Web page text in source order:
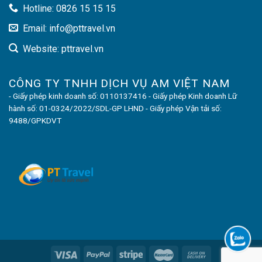
Vinpearl Safari Phú Quốc dành cho 01 người ►Trẻ em
cao dưới 100 cm được miễn phí
Điều kiện áp dụng:
Giá combo áp dụng tối thiểu 2 khách
Không áp dụng nếu du khách hoàn, hủy, thay đổi
Giá combo du lịch Phú Quốc sẽ tính cho tối thiểu 2 khách/
phòng. Nếu trường hợp du khách đi 1 mình thì sẽ tính phụ
phí phòng đơn
Hotline: 0826 15 15 15
Email: info@pttravel.vn
Website: pttravel.vn
CÔNG TY TNHH DỊCH VỤ AM VIỆT NAM
- Giấy phép kinh doanh số: 0110137416 - Giấy phép Kinh doanh Lữ
hành số: 01-0324/2022/SDL-GP LHND - Giấy phép Vận tải số:
9488/GPKDVT